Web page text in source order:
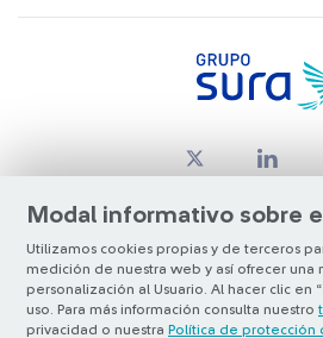
Modal informativo sobre
Utilizamos cookies propias y de terceros
medición de nuestra web y así ofrecer una
personalización al Usuario. Al hacer clic en “
uso. Para más información consulta nuestro
privacidad o nuestra Política de protección
© Copyright Grupo